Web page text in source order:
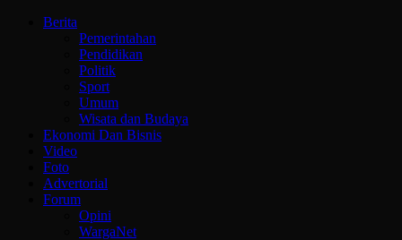
Berita
Pemerintahan
Pendidikan
Politik
Sport
Umum
Wisata dan Budaya
Ekonomi Dan Bisnis
Video
Foto
Advertorial
Forum
Opini
WargaNet